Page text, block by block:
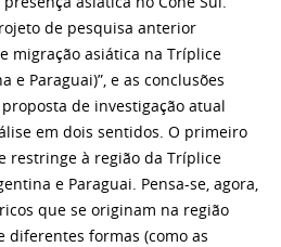
de pesquisa anterior
migração asiática na Tríplice
e Paraguai)”, e as conclusões
de investigação atual
em dois sentidos. O primeiro
restringe à região da Tríplice
e Paraguai. Pensa-se, agora,
que se originam na região
diferentes formas (como as